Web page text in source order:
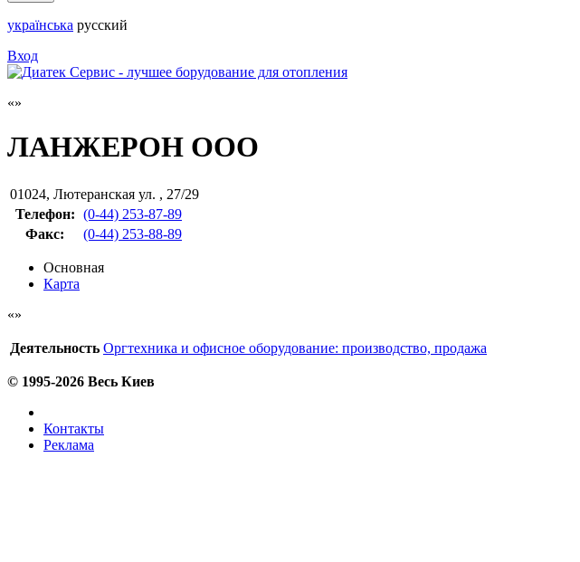
українська русский
Вход
ЛАНЖЕРОН ООО
01024, Лютеранская ул. , 27/29
Телефон: (0-44) 253-87-89
Факс: (0-44) 253-88-89
Основная
Карта
Деятельность Оргтехника и офисное оборудование: производство, продажа
© 1995-2026 Весь Киев
Контакты
Реклама